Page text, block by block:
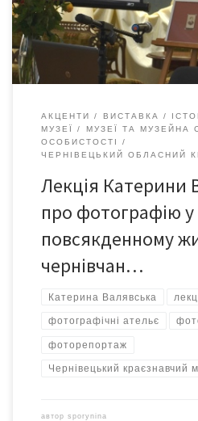
У 1860-х роках у Відні спалахнув
форматі […]
АКЦЕНТИ ВИСТАВКА
МУЗЕЇ
МУЗЕЇ ТА МУЗЕЙНА
ОСОБИСТОСТІ
ЧЕРНІВЕЦЬКИЙ ОБЛАСНИЙ
Лекція Катерини
про фотографію у
повсякденному
чернівчан…
Катерина Валявська
фотографічні ательє
фоторепортаж
Чернівецький краєзнавчий
автор sporynina